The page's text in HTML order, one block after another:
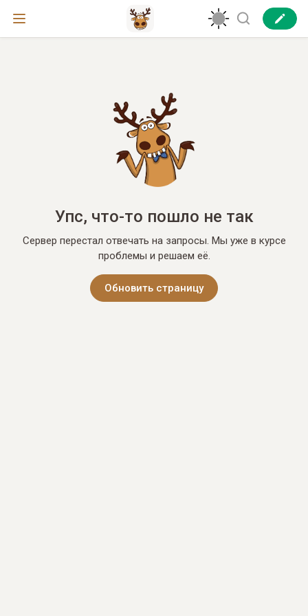
Упс, что-то пошло не так
Сервер перестал отвечать на запросы. Мы уже в курсе
проблемы и решаем её.
Обновить страницу